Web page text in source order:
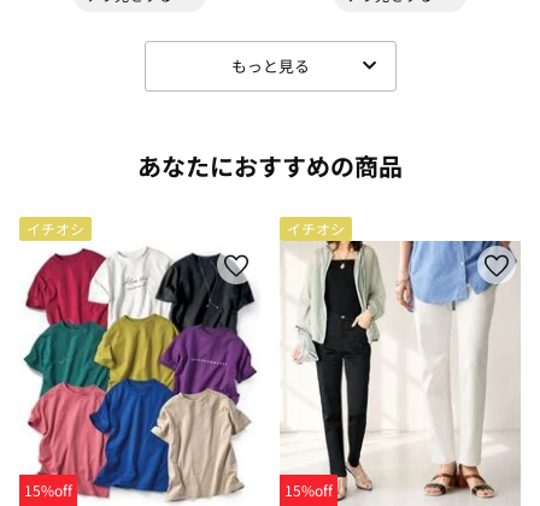
もっと見る
あなたにおすすめの商品
イチオシ
15%off
イチオシ
15%off